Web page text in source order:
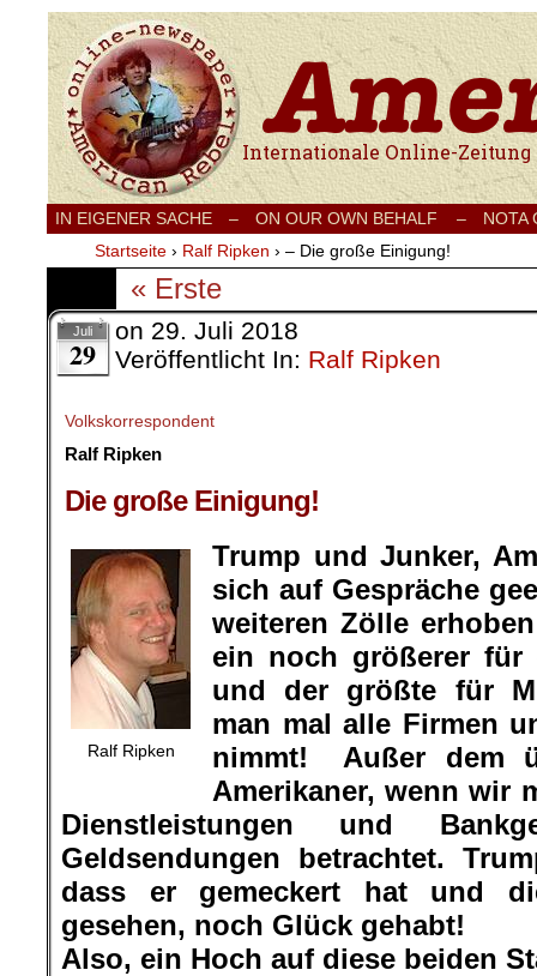
Internationale Onlinezeitung für Frieden,
IN EIGENER SACHE – ON OUR OWN BEHALF –
NOTA
Startseite › Ralf Ripken › – Die große Einigung!
« Erste
Juli
29
on 29. Juli 2018
Veröffentlicht In: Ralf Ripken
Volkskorrespondent
Ralf Ripken
Die große Einigung!
Ralf Ripken
Trump und Junker,
sich auf Gespräche
weiteren Zölle
ein noch größerer für
und der größte für
man mal alle Firmen
nimmt! Außer dem
Amerikaner, wenn wir
Dienstleistungen und
Geldsendungen betrachtet.
dass er gemeckert hat und
gesehen, noch Glück gehabt!
Also, ein Hoch auf diese beiden